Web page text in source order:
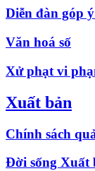
Diễn đàn góp
Văn hoá số
Xử phạt vi
Xuất bản
Chính sách
Đời sống Xuất